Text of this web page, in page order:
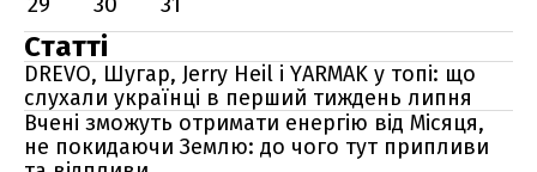
Статті
DREVO, Шугар, Jerry Heil і YARMAK у топі: що
слухали українці в перший тиждень липня
Вчені зможуть отримати енергію від Місяця,
не покидаючи Землю: до чого тут припливи